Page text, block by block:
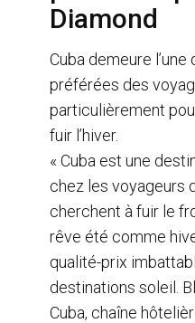
Diamond
Cuba demeure
préférées des
particulièrement
fuir l’hiver.
« Cuba est une
chez les voyageurs
cherchent à fuir le
rêve été comme
qualité-prix
destinations soleil.
Cuba, chaîne